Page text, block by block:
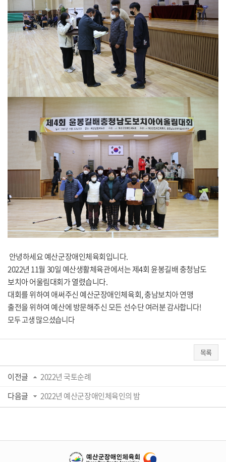
안녕하세요 예산군장애인체육회입니다.
2022년 11월 30일 예산생활체육관에서는 제4회 윤봉길배 충청남도
보치아 어울림대회가 열렸습니다.
대회를 위하여 애써주신 예산군장애인체육회, 충남보치아 연맹
출전을 위하여 예산에 방문해주신 모든 선수단 여러분감사합니다!
모두 고생 많으셨습니다
목록
이전글
2022년 국토순례
다음글
2022년 예산군장애인체육인의 밤